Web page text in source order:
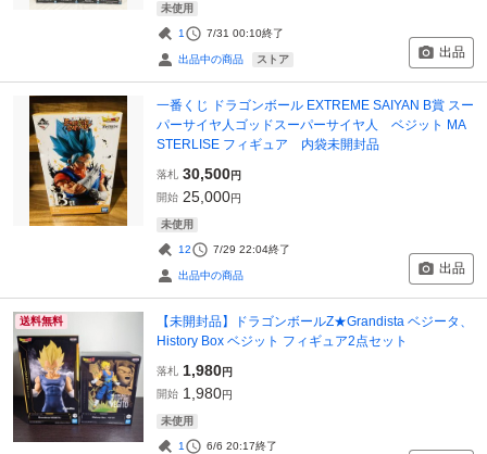
未使用
1 7/31 00:10終了
出品中の商品 ストア 出品
一番くじ ドラゴンボール EXTREME SAIYAN B賞 スー
パーサイヤ人ゴッドスーパーサイヤ人 ベジット MA
STERLISE フィギュア 内袋未開封品
落札 30,500円
開始 25,000円
未使用
12 7/29 22:04終了
出品中の商品 出品
送料無料
【未開封品】ドラゴンボールZ★Grandista ベジータ、
History Box ベジット フィギュア2点セット
落札 1,980円
開始 1,980円
未使用
1 6/6 20:17終了